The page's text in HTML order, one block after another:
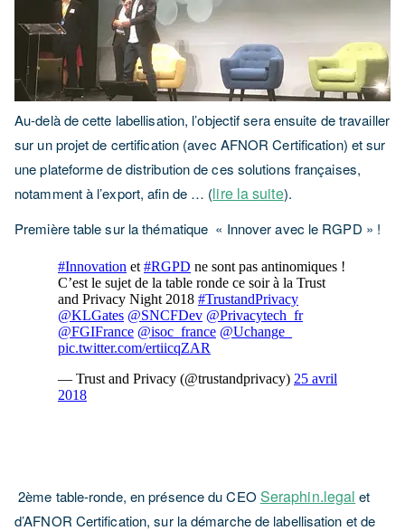
Au-delà de cette labellisation, l’objectif sera ensuite de travailler
sur un projet de certification (avec AFNOR Certification) et sur
une plateforme de distribution de ces solutions françaises,
notamment à l’export, afin de … (lire la suite).
Première table sur la thématique « Innover avec le RGPD » !
2ème table-ronde, en présence du CEO Seraphin.legal et
d’AFNOR Certification, sur la démarche de labellisation et de